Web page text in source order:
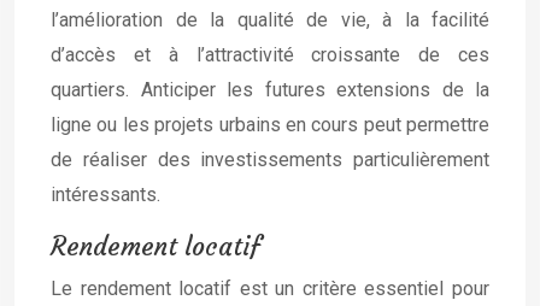
l’amélioration de la qualité de vie, à la facilité
d’accès et à l’attractivité croissante de ces
quartiers. Anticiper les futures extensions de la
ligne ou les projets urbains en cours peut permettre
de réaliser des investissements particulièrement
intéressants.
Rendement locatif
Le rendement locatif est un critère essentiel pour